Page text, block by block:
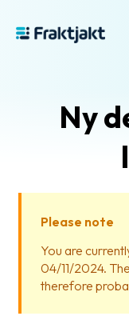
is
Fraktjakt?
Help?
Ny
Please note
You are
04/11/2024.
therefore